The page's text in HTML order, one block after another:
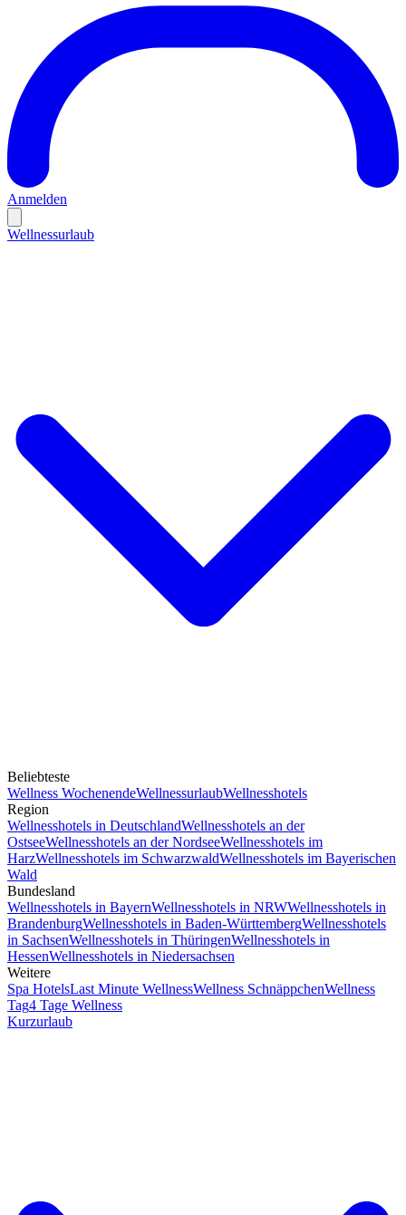
Anmelden
Wellnessurlaub
Beliebteste
Wellness WochenendeWellnessurlaubWellnesshotels
Region
Wellnesshotels in DeutschlandWellnesshotels an der
OstseeWellnesshotels an der NordseeWellnesshotels im
HarzWellnesshotels im SchwarzwaldWellnesshotels im Bayerischen
Wald
Bundesland
Wellnesshotels in BayernWellnesshotels in NRWWellnesshotels in
BrandenburgWellnesshotels in Baden-WürttembergWellnesshotels
in SachsenWellnesshotels in ThüringenWellnesshotels in
HessenWellnesshotels in Niedersachsen
Weitere
Spa HotelsLast Minute WellnessWellness SchnäppchenWellness
Tag4 Tage Wellness
Kurzurlaub